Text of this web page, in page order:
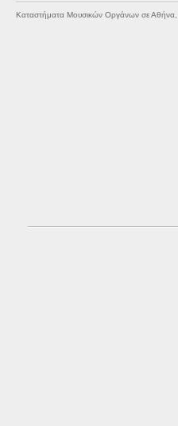
Καταστήματα Μουσικών Οργάνων σε